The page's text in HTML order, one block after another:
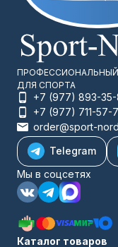
ДЛЯ СПОРТА
+7 (977) 893-35-
+7 (977) 711-57-
order@sport-
Telegram
Мы в соцсетях
Каталог товаров